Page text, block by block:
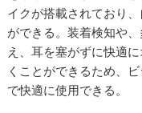
イクが搭載されており
ができる。装着検知や
え、耳を塞がずに快適
くことができるため、
で快適に使用できる。